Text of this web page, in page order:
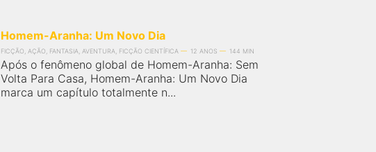
Homem-Aranha: Um Novo Dia
FICÇÃO, AÇÃO, FANTASIA, AVENTURA, FICÇÃO CIENTÍFICA 12 ANOS 144 MIN
Após o fenômeno global de Homem-Aranha: Sem
Volta Para Casa, Homem-Aranha: Um Novo Dia
marca um capítulo totalmente n...